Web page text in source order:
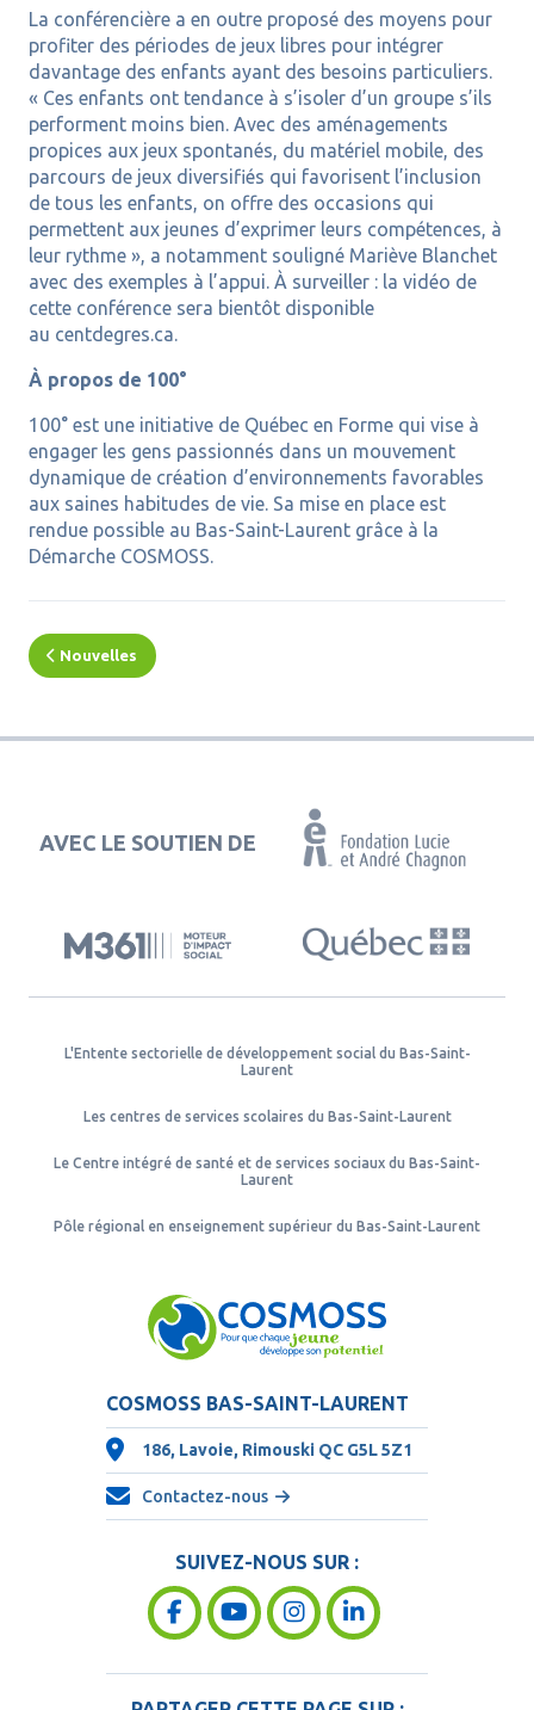
La conférencière a en outre proposé des moyens pour
profiter des périodes de jeux libres pour intégrer
davantage des enfants ayant des besoins particuliers.
« Ces enfants ont tendance à s’isoler d’un groupe s’ils
performent moins bien. Avec des aménagements
propices aux jeux spontanés, du matériel mobile, des
parcours de jeux diversifiés qui favorisent l’inclusion
de tous les enfants, on offre des occasions qui
permettent aux jeunes d’exprimer leurs compétences, à
leur rythme », a notamment souligné Mariève Blanchet
avec des exemples à l’appui. À surveiller : la vidéo de
cette conférence sera bientôt disponible
au centdegres.ca.
À propos de 100°
100° est une initiative de Québec en Forme qui vise à
engager les gens passionnés dans un mouvement
dynamique de création d’environnements favorables
aux saines habitudes de vie. Sa mise en place est
rendue possible au Bas-Saint-Laurent grâce à la
Démarche COSMOSS.
Nouvelles
AVEC LE SOUTIEN DE
L'Entente sectorielle de développement social du Bas-Saint-
Laurent
Les centres de services scolaires du Bas-Saint-Laurent
Le Centre intégré de santé et de services sociaux du Bas-Saint-
Laurent
Pôle régional en enseignement supérieur du Bas-Saint-Laurent
COSMOSS BAS-SAINT-LAURENT
186, Lavoie, Rimouski QC G5L 5Z1
Contactez-nous
SUIVEZ-NOUS SUR :